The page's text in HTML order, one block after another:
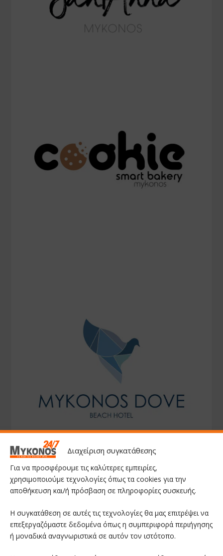
Διαχείριση συγκατάθεσης
Για να προσφέρουμε τις καλύτερες εμπειρίες,
χρησιμοποιούμε τεχνολογίες όπως τα cookies για την
αποθήκευση και/ή πρόσβαση σε πληροφορίες συσκευής.
Η συγκατάθεση σε αυτές τις τεχνολογίες θα μας επιτρέψει να
επεξεργαζόμαστε δεδομένα όπως η συμπεριφορά περιήγησης
ή μοναδικά αναγνωριστικά σε αυτόν τον ιστότοπο.